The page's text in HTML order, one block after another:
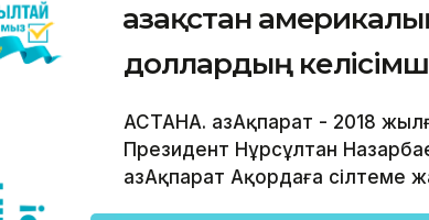
Қазақстан
доллардың
АСТАНА. ҚазАқпарат - 2018
Президент Нұрсұлтан
ҚазАқпарат Ақордаға сілтеме